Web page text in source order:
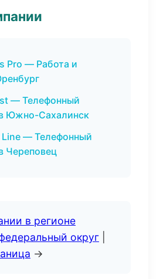
Pro — Работа и
— Телефонный
Южно-Сахалинск
Line — Телефонный
Череповец
в регионе
округ
→